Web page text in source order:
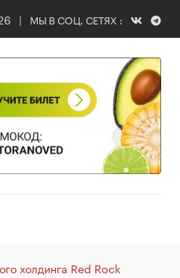
МЫ В СОЦ. СЕТЯХ :
холдинга Red Rock